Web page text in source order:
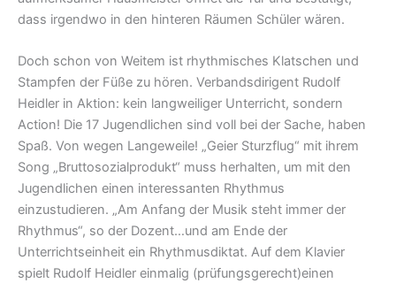
dass irgendwo in den hinteren Räumen Schüler wären.
Doch schon von Weitem ist rhythmisches Klatschen und
Stampfen der Füße zu hören. Verbandsdirigent Rudolf
Heidler in Aktion: kein langweiliger Unterricht, sondern
Action! Die 17 Jugendlichen sind voll bei der Sache, haben
Spaß. Von wegen Langeweile! „Geier Sturzflug“ mit ihrem
Song „Bruttosozialprodukt“ muss herhalten, um mit den
Jugendlichen einen interessanten Rhythmus
einzustudieren. „Am Anfang der Musik steht immer der
Rhythmus“, so der Dozent…und am Ende der
Unterrichtseinheit ein Rhythmusdiktat. Auf dem Klavier
spielt Rudolf Heidler einmalig (prüfungsgerecht)einen